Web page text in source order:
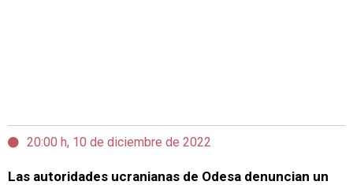
20:00 h, 10 de diciembre de 2022
Las autoridades ucranianas de Odesa denuncian un